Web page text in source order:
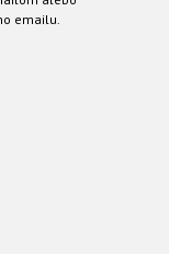
emailu.